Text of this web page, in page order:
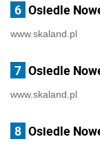
6 Osiedle
www.skaland.pl
7 Osiedle
www.skaland.pl
8 Osiedle